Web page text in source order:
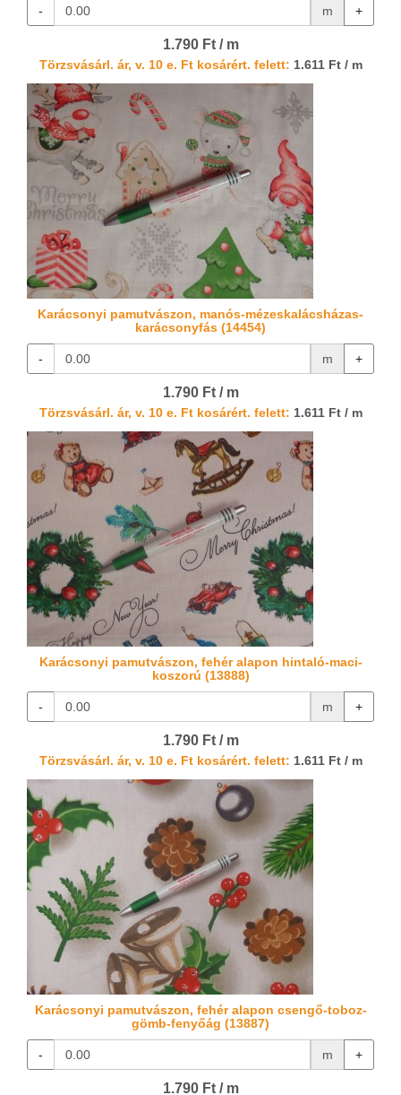
- m +
1.790 Ft / m
Törzsvásárl. ár, v. 10 e. Ft kosárért. felett: 1.611 Ft / m
Karácsonyi pamutvászon, manós-mézeskalácsházas-
karácsonyfás (14454)
- m +
1.790 Ft / m
Törzsvásárl. ár, v. 10 e. Ft kosárért. felett: 1.611 Ft / m
Karácsonyi pamutvászon, fehér alapon hintaló-maci-
koszorú (13888)
- m +
1.790 Ft / m
Törzsvásárl. ár, v. 10 e. Ft kosárért. felett: 1.611 Ft / m
Karácsonyi pamutvászon, fehér alapon csengő-toboz-
gömb-fenyőág (13887)
- m +
1.790 Ft / m